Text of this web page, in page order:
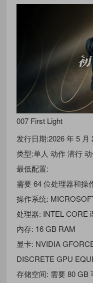
007 First Light
发行日期:2026 年 5 月
类型:单人 动作 潜行
最低配置:
需要 64 位处理器和操
操作系统:
处理器: INTEL CORE
内存: 16 GB RAM
显卡: NVIDIA
DISCRETE GPU
存储空间: 需要 80 GB